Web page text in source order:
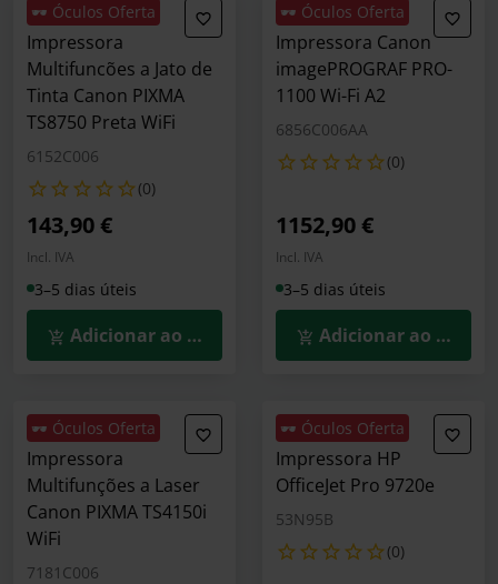
🕶️ Óculos Oferta
Impressora
Multifuncões a Jato de
Tinta Canon PIXMA
TS8750 Preta WiFi
6152C006
(0)
143,90 €
Incl. IVA
3–5 dias úteis
Adicionar ao Carrinho
🕶️ Óculos Oferta
Impressora Canon
imagePROGRAF PRO-
1100 Wi-Fi A2
6856C006AA
(0)
1152,90 €
Incl. IVA
3–5 dias úteis
Adicionar ao
🕶️ Óculos Oferta
Impressora
Multifunções a Laser
Canon PIXMA TS4150i
WiFi
7181C006
🕶️ Óculos Oferta
Impressora HP
OfficeJet Pro 9720e
53N95B
(0)